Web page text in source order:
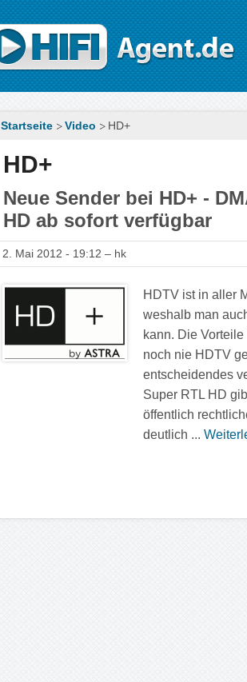
Startseite Video HD+
HD+
Neue Sender bei HD+ -
HD ab sofort verfügbar
2. Mai 2012 - 19:12 – hk
HDTV ist in aller
weshalb man
kann. Die
noch nie HDTV
entscheidendes
Super RTL HD
öffentlich
deutlich ...